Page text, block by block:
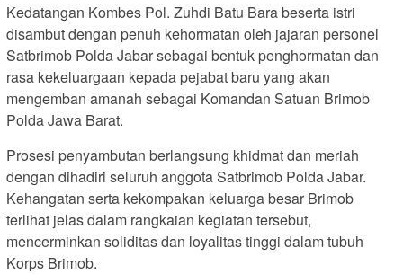
Kedatangan Kombes Pol. Zuhdi Batu Bara beserta istri
disambut dengan penuh kehormatan oleh jajaran personel
Satbrimob Polda Jabar sebagai bentuk penghormatan dan
rasa kekeluargaan kepada pejabat baru yang akan
mengemban amanah sebagai Komandan Satuan Brimob
Polda Jawa Barat.
Prosesi penyambutan berlangsung khidmat dan meriah
dengan dihadiri seluruh anggota Satbrimob Polda Jabar.
Kehangatan serta kekompakan keluarga besar Brimob
terlihat jelas dalam rangkaian kegiatan tersebut,
mencerminkan soliditas dan loyalitas tinggi dalam tubuh
Korps Brimob.